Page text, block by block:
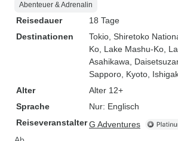
Abenteuer & Adrenalin
Reisedauer
18 Tage
Destinationen
Tokio , Shiretoko
Ko , Lake Mashu-Ko ,
Asahikawa ,
Sapporo , Kyoto ,
Alter
Alter 12+
Sprache
Nur: Englisch
ReiseveranstalterG Adventures